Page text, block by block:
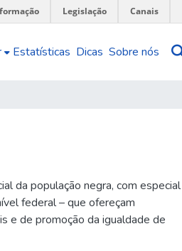
Legislação Canais
Estatísticas Dicas Sobre nós
da população negra, com especial
federal – que ofereçam
e de promoção da igualdade de